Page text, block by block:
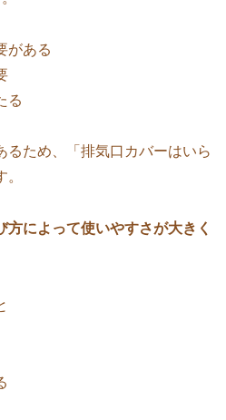
がある
る
るため、「排気口カバーはいら
方によって使いやすさが大きく